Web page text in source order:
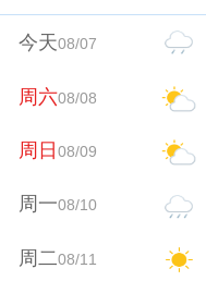
今天08/07
周六08/08
周日08/09
周一08/10
周二08/11